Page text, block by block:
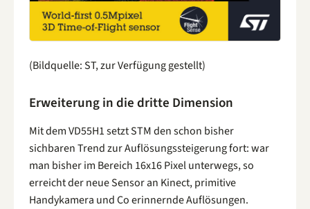
(Bildquelle: ST, zur Verfügung gestellt)
Erweiterung in die dritte Dimension
Mit dem VD55H1 setzt STM den schon bisher
sichbaren Trend zur Auflösungssteigerung fort: war
man bisher im Bereich 16x16 Pixel unterwegs, so
erreicht der neue Sensor an Kinect, primitive
Handykamera und Co erinnernde Auflösungen.